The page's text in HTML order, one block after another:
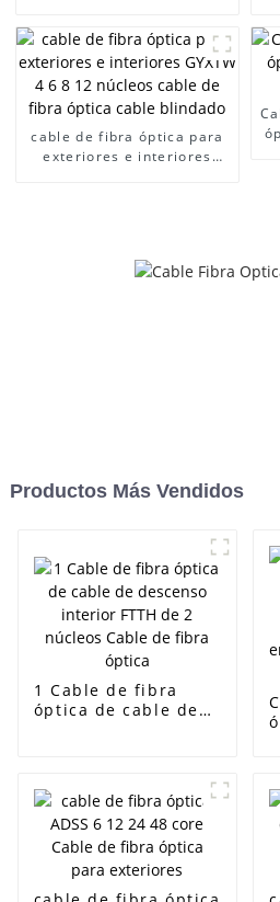
1 2 4Cores FTTH Cable de
fibra óptica
cable de fibra óptica para
exteriores e interiores
Productos Más Vendidos
1 Cable de fibra
óptica de cable de
óptica